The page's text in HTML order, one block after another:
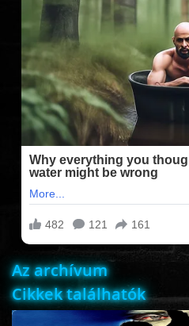
FILMEK (2025-ÖS)
FILMEK (2024-ES)
FILMEK (2023-AS)
FILMEK (2022-ES)
FELIRATOS FILMEK
AKCIÓ
Az archívum
Cikkek találhatók